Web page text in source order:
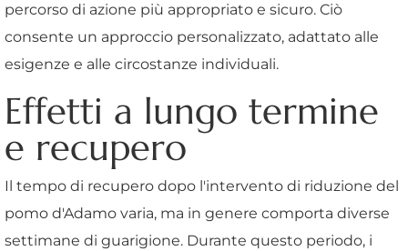
percorso di azione più appropriato e sicuro. Ciò
consente un approccio personalizzato, adattato alle
esigenze e alle circostanze individuali.
Effetti a lungo termine
e recupero
Il tempo di recupero dopo l'intervento di riduzione del
pomo d'Adamo varia, ma in genere comporta diverse
settimane di guarigione. Durante questo periodo, i